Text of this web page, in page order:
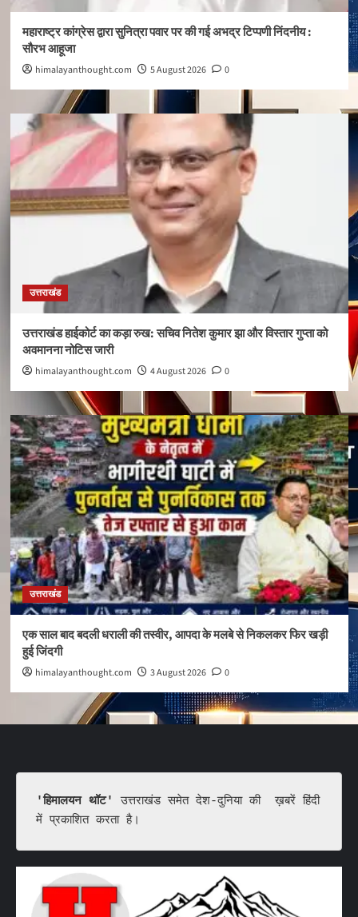
महाराष्ट्र कांग्रेस द्वारा सुनित्रा पवार पर की गई अभद्र टिप्पणी निंदनीय :
सौरभ आहूजा
himalayanthought.com 5 August 2026 0
उत्तराखंड
उत्तराखंड हाईकोर्ट का कड़ा रुख: सचिव नितेश कुमार झा और विस्तार गुप्ता को
अवमानना नोटिस जारी
himalayanthought.com 4 August 2026 0
उत्तराखंड
एक साल बाद बदली धराली की तस्वीर, आपदा के मलबे से निकलकर फिर खड़ी
हुई जिंदगी
himalayanthought.com 3 August 2026 0
'हिमालयन थॉट'
उत्तराखंड समेत देश-दुनिया की  ख़बरें हिंदी
में प्रकाशित करता है।